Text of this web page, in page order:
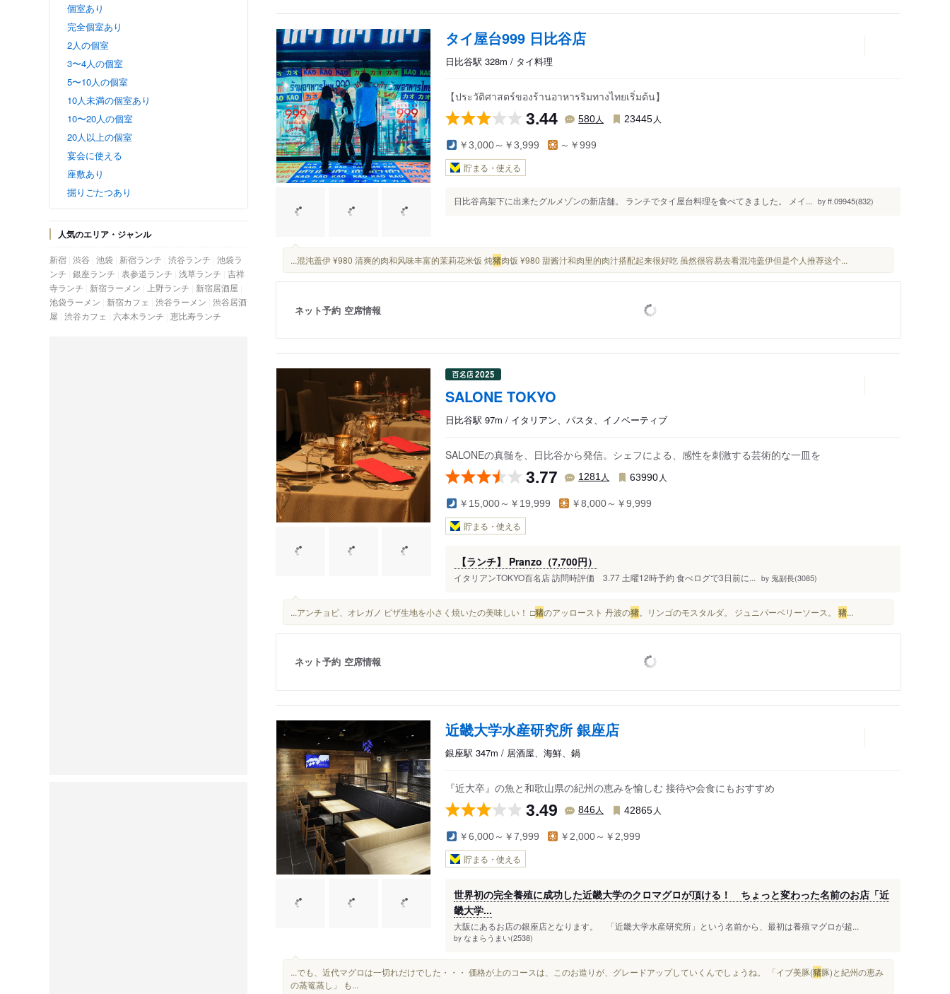
個室あり
完全個室あり
2人の個室
3〜4人の個室
5〜10人の個室
10人未満の個室あり
10〜20人の個室
20人以上の個室
宴会に使える
座敷あり
掘りごたつあり
人気のエリア・ジャンル
新宿 渋谷 池袋 新宿ランチ 渋谷ランチ 池袋ラ
ンチ 銀座ランチ 表参道ランチ 浅草ランチ 吉祥
寺ランチ
新宿ラーメン 上野ランチ
新宿居酒屋
池袋ラーメン
新宿カフェ 渋谷ラーメン 渋谷居酒
屋 渋谷カフェ 六本木ランチ 恵比寿ランチ
タイ屋台999 日比谷店
日比谷駅 328m / タイ料理
【ประวัติศาสตร์ของร้านอาหารริมทางไทยเริ่มต้น】
3.44 580人 23445 人
￥3,000～￥3,999 ～￥999
貯まる・使える
日比谷高架下に出来たグルメゾンの新店舗。 ランチでタイ屋台料理を食べてきました。 メイ... by ff.09945(832)
...混沌盖伊 ¥980 清爽的肉和风味丰富的茉莉花米饭 炖猪肉饭 ¥980 甜酱汁和肉里的肉汁搭配起来很好吃 虽然很容易去看混沌盖伊但是个人推荐这个 ...
ネット予約 空席情報
SALONE TOKYO
日比谷駅 97m / イタリアン、パスタ、イノベーティブ
SALONEの真髄を、日比谷から発信。シェフによる、感性を刺激する芸術的な一皿を
3.77 1281 人 63990 人
￥15,000～￥19,999 ￥8,000～￥9,999
貯まる・使える
【ランチ】 Pranzo（7,700円）
イタリアンTOKYO百名店 訪問時評価 3.77 土曜12時予約 食べログで3日前に... by 鬼副長(3085)
...アンチョビ、オレガノ ピザ生地を小さく焼いたの美味しい！ □猪のアッロースト 丹波の猪。リンゴのモスタルダ。 ジュニパーペリーソース。 猪...
ネット予約 空席情報
近畿大学水産研究所 銀座店
銀座駅 347m / 居酒屋、海鮮、鍋
『近大卒』の魚と和歌山県の紀州の恵みを愉しむ 接待や会食にもおすすめ
3.49 846人 42865 人
￥6,000～￥7,999 ￥2,000～￥2,999
貯まる・使える
世界初の完全養殖に成功した近畿大学のクロマグロが頂ける！ ちょっと変わった名前のお店「近
畿大学...
大阪にあるお店の銀座店となります。 「近畿大学水産研究所」という名前から、最初は養殖マグロが超...
by なまらうまい(2538)
...でも、近代マグロは一切れだけでした・・・ 価格が上のコースは、このお造りが、グレードアップしていくんでしょうね。 「イブ美豚(猪豚)と紀州の恵み
の蒸篭蒸し」 も...